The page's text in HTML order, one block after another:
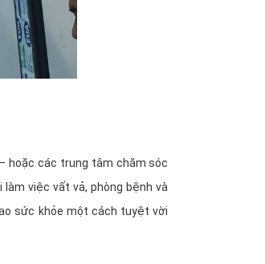
hoặc các trung tâm chăm sóc
việc vất vả, phòng bệnh và
sức khỏe một cách tuyệt vời